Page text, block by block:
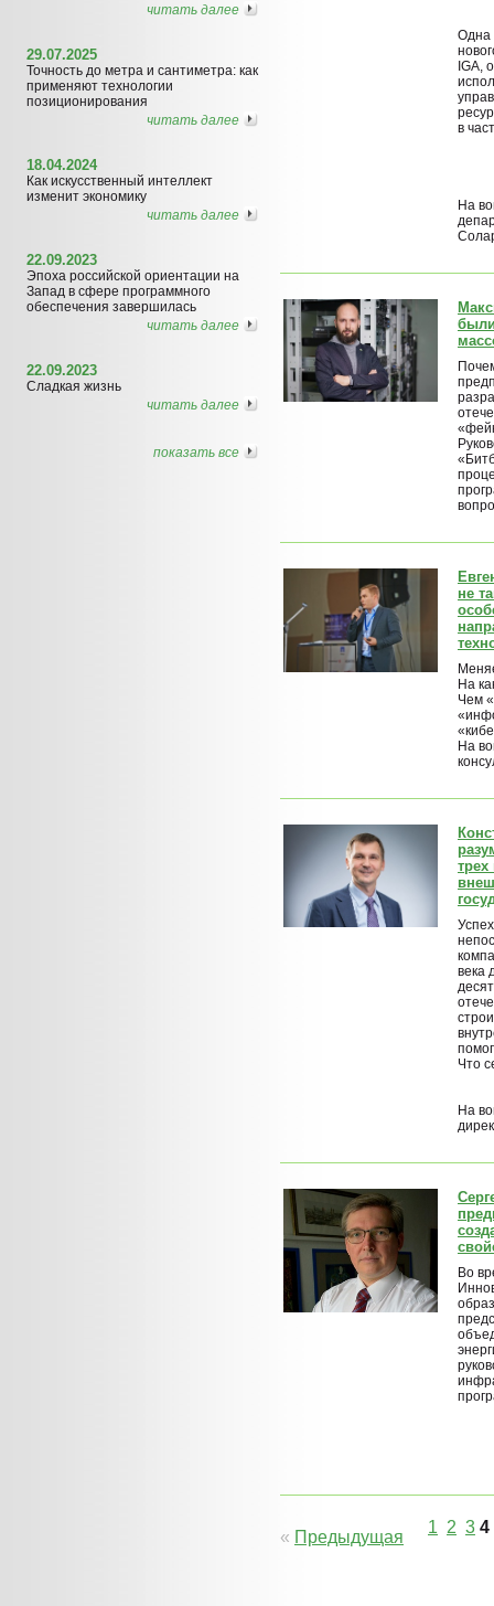
читать далее
29.07.2025
Точность до метра и сантиметра: как
применяют технологии
позиционирования
читать далее
18.04.2024
Как искусственный интеллект
изменит экономику
читать далее
22.09.2023
Эпоха российской ориентации на
Запад в сфере программного
обеспечения завершилась
читать далее
22.09.2023
Сладкая жизнь
читать далее
показать все
Одна
IGA,
в
На
не
На
Чем
На
века
Что
На
Во
« Предыдущая
1 2 3 4